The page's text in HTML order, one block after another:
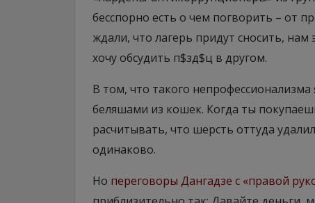
бесспорно есть о чем погворить – от
ждали, что лагерь придут сносить,
хочу обсудить п$зд$ц в другом.
В том, что такого
беляшами из кошек. Когда ты
расчитывать, что шерсть оттуда
одинаково.
Но переговоры Дангадзе с «правой